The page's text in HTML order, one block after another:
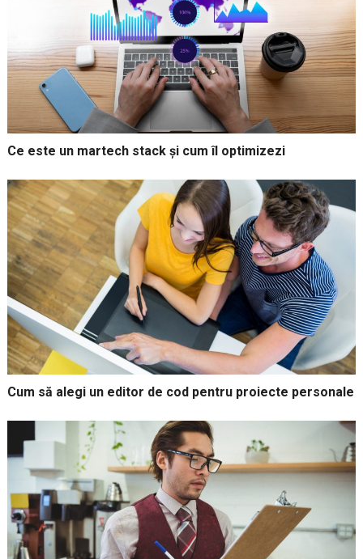
Ce este un martech stack și cum îl optimizezi
Cum să alegi un editor de cod pentru proiecte personale